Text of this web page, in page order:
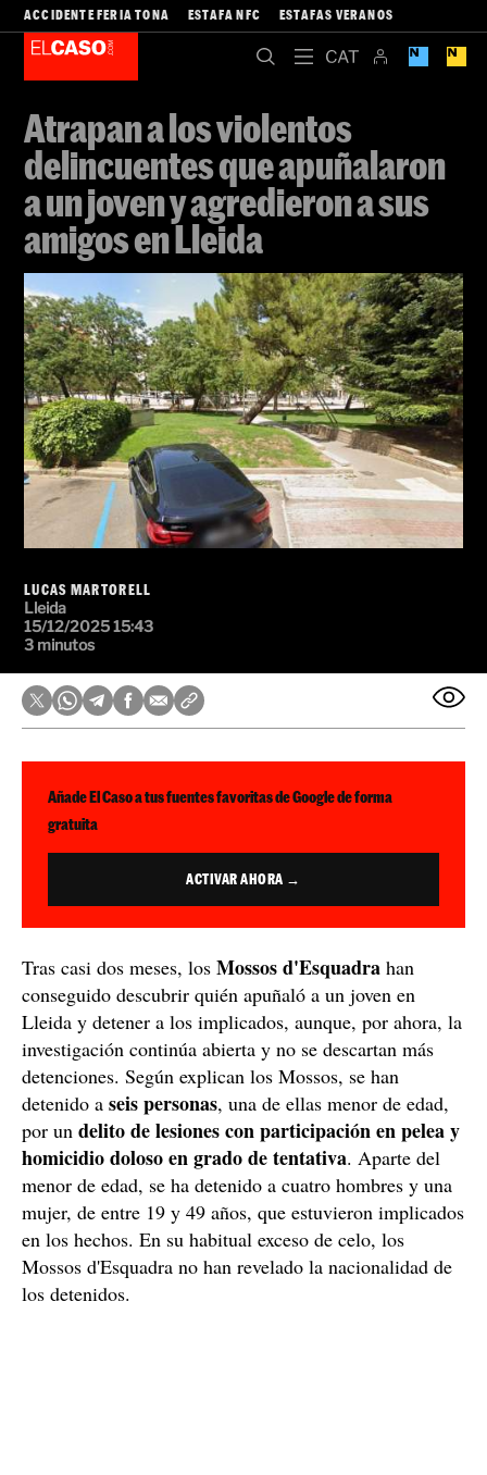
ACCIDENTE FERIA TONA ESTAFA NFC ESTAFAS VERANOS
Atrapan a los violentos
delincuentes que apuñalaron
a un joven y agredieron a sus
amigos en Lleida
LUCAS MARTORELL
Lleida
15/12/2025 15:43
3 minutos
Añade El Caso a tus fuentes favoritas de Google de forma
gratuita
ACTIVAR AHORA →
Tras casi dos meses, los Mossos d'Esquadra han
conseguido descubrir quién apuñaló a un joven en
Lleida y detener a los implicados, aunque, por ahora, la
investigación continúa abierta y no se descartan más
detenciones. Según explican los Mossos, se han
detenido a seis personas, una de ellas menor de edad,
por un delito de lesiones con participación en pelea y
homicidio doloso en grado de tentativa. Aparte del
menor de edad, se ha detenido a cuatro hombres y una
mujer, de entre 19 y 49 años, que estuvieron implicados
en los hechos. En su habitual exceso de celo, los
Mossos d'Esquadra no han revelado la nacionalidad de
los detenidos.